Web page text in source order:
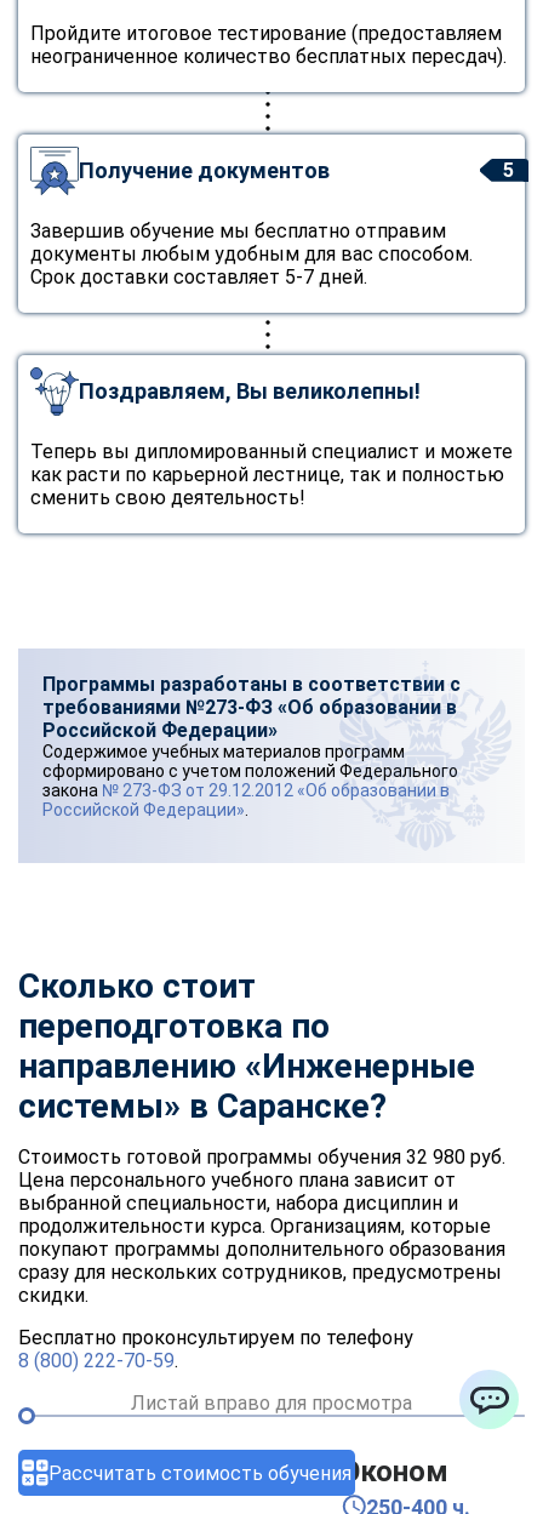
Рассчитать стоимость обучения
Пройдите итоговое тестирование (предоставляем
неограниченное количество бесплатных пересдач).
5
Получение документов
Завершив обучение мы бесплатно отправим
документы любым удобным для вас способом.
Срок доставки составляет 5-7 дней.
Поздравляем, Вы великолепны!
Теперь вы дипломированный специалист и можете
как расти по карьерной лестнице, так и полностью
сменить свою деятельность!
Программы разработаны в соответствии с
требованиями №273-ФЗ «Об образовании в
Российской Федерации»
Содержимое учебных материалов программ
сформировано с учетом положений Федерального
закона № 273-ФЗ от 29.12.2012 «Об образовании в
Российской Федерации»
Сколько стоит
переподготовка по
направлению «Инженерные
системы» в Саранске?
Стоимость готовой программы обучения 32 980 руб.
Цена персонального учебного плана зависит от
выбранной специальности, набора дисциплин и
продолжительности курса. Организациям, которые
покупают программы дополнительного образования
сразу для нескольких сотрудников, предусмотрены
скидки.
Бесплатно проконсультируем по телефону
8 (800) 222-70-59.
Листай вправо для просмотра
Тарифы Эконом
250-400 ч.
Vkontakte EMail
Max